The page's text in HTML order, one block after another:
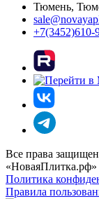
Тюмень,
+7(3452)610-
Все права
«НоваяПлитка.рф»
Политика
Правила